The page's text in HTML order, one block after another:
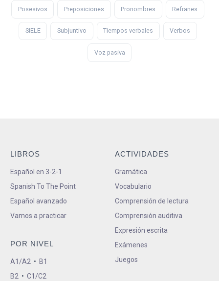
Posesivos Preposiciones Pronombres Refranes
SIELE Subjuntivo Tiempos verbales Verbos
Voz pasiva
LIBROS
Español en 3-2-1
Spanish To The Point
Español avanzado
Vamos a practicar
POR NIVEL
A1/A2 • B1
B2 • C1/C2
ACTIVIDADES
Gramática
Vocabulario
Comprensión de lectura
Comprensión auditiva
Expresión escrita
Exámenes
Juegos